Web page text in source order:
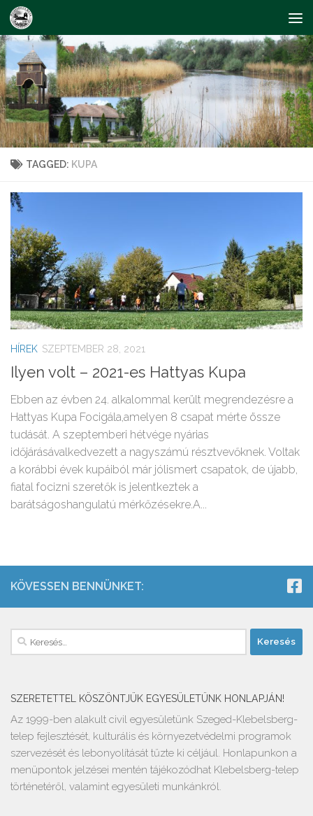
Skip to content
TAGGED: KUPA
HÍREK SZEPTEMBER 28, 2021
Ilyen volt – 2021-es Hattyas Kupa
Ebben az évben 24. alkalommal került megrendezésre a
Hattyas Kupa Focigála,amelyen 8 csapat mérte össze
tudását. A szeptemberi hétvége nyárias
időjárásávalkedvezett a nagyszámú résztvevőknek. Voltak
a korábbi évek kupáiból már jólismert csapatok, de újabb,
fiatal focizni szeretők is jelentkeztek a
barátságoshangulatú mérkőzésekre.A...
KÖVESSEN BENNÜNKET:
Keresés:
SZERETETTEL KÖSZÖNTJÜK EGYESÜLETÜNK HONLAPJÁN!
Az 1999-ben alakult civil egyesületünk Szeged-Klebelsberg-
telep fejlesztését, kulturális és környezetvédelmi programok
szervezését és lebonyolítását tűzte ki céljául. Honlapunkon a
menüpontok jelzései mentén tájékozódhat Klebelsberg-telep
történetéről, valamint egyesületi munkánkról.